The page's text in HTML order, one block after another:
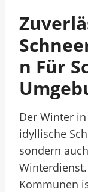
N Für
Der Winter
idyllische
sondern
Kommunen